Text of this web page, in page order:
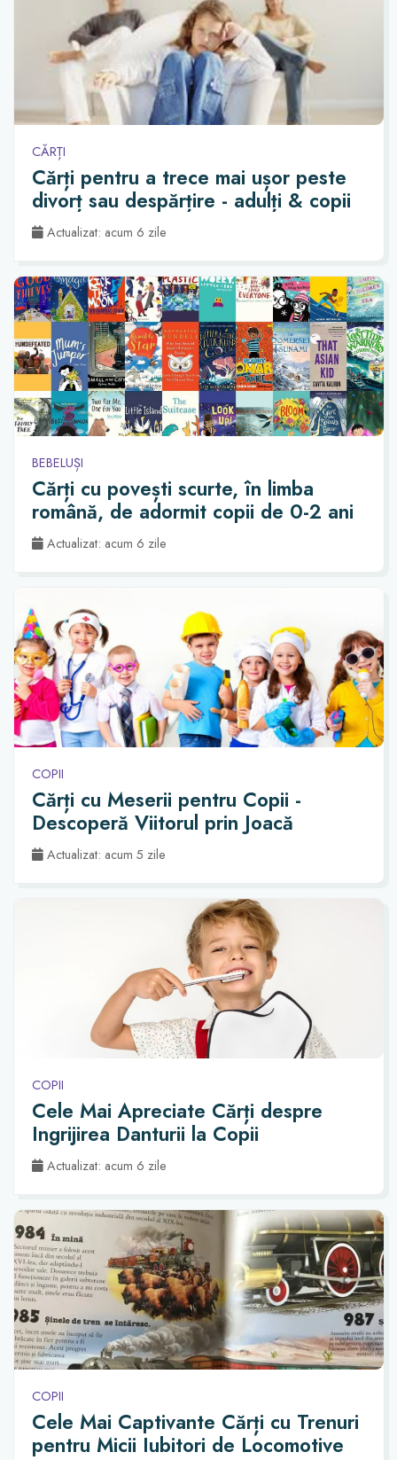
CĂRȚI
Cărți pentru a trece mai ușor peste
divorț sau despărțire - adulți & copii
Actualizat: acum 6 zile
BEBELUȘI
Cărți cu povești scurte, în limba
română, de adormit copii de 0-2 ani
Actualizat: acum 6 zile
COPII
Cărți cu Meserii pentru Copii -
Descoperă Viitorul prin Joacă
Actualizat: acum 5 zile
COPII
Cele Mai Apreciate Cărți despre
Ingrijirea Danturii la Copii
Actualizat: acum 6 zile
COPII
Cele Mai Captivante Cărți cu Trenuri
pentru Micii Iubitori de Locomotive